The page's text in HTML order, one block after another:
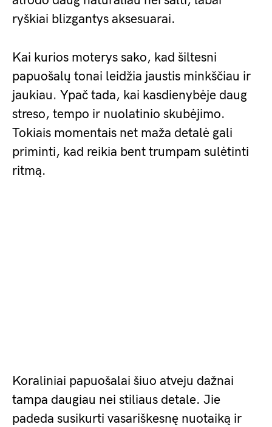
ryškiai blizgantys aksesuarai.
Kai kurios moterys sako, kad šiltesni
papuošalų tonai leidžia jaustis minkščiau ir
jaukiau. Ypač tada, kai kasdienybėje daug
streso, tempo ir nuolatinio skubėjimo.
Tokiais momentais net maža detalė gali
priminti, kad reikia bent trumpam sulėtinti
ritmą.
Koraliniai papuošalai šiuo atveju dažnai
tampa daugiau nei stiliaus detale. Jie
padeda susikurti vasariškesnę nuotaiką ir